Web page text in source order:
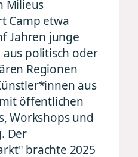
Milieus
Camp etwa
Jahren junge
politisch oder
Regionen
aus
öffentlichen
Workshops und
Der
brachte 2025